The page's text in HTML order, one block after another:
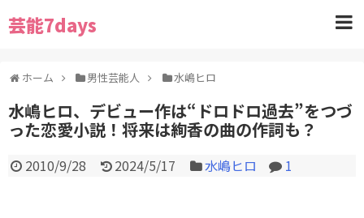
芸能7days
ホーム 男性芸能人 水嶋ヒロ
水嶋ヒロ、デビュー作は“ドロドロ過去”をつづ
った恋愛小説！将来は絢香の曲の作詞も？
2010/9/28 2024/5/17 水嶋ヒロ 1